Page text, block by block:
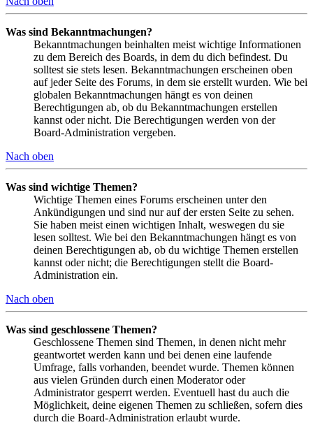
Was sind Bekanntmachungen?
Bekanntmachungen beinhalten meist wichtige Informationen
zu dem Bereich des Boards, in dem du dich befindest. Du
solltest sie stets lesen. Bekanntmachungen erscheinen oben
auf jeder Seite des Forums, in dem sie erstellt wurden. Wie bei
globalen Bekanntmachungen hängt es von deinen
Berechtigungen ab, ob du Bekanntmachungen erstellen
kannst oder nicht. Die Berechtigungen werden von der
Board-Administration vergeben.
Nach oben
Was sind wichtige Themen?
Wichtige Themen eines Forums erscheinen unter den
Ankündigungen und sind nur auf der ersten Seite zu sehen.
Sie haben meist einen wichtigen Inhalt, weswegen du sie
lesen solltest. Wie bei den Bekanntmachungen hängt es von
deinen Berechtigungen ab, ob du wichtige Themen erstellen
kannst oder nicht; die Berechtigungen stellt die Board-
Administration ein.
Nach oben
Was sind geschlossene Themen?
Geschlossene Themen sind Themen, in denen nicht mehr
geantwortet werden kann und bei denen eine laufende
Umfrage, falls vorhanden, beendet wurde. Themen können
aus vielen Gründen durch einen Moderator oder
Administrator gesperrt werden. Eventuell hast du auch die
Möglichkeit, deine eigenen Themen zu schließen, sofern dies
durch die Board-Administration erlaubt wurde.